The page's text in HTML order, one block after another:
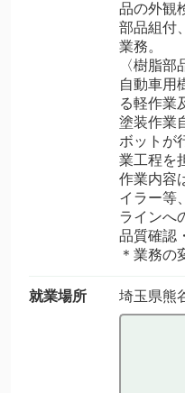
品の外観
部品組付
業務。
〈樹脂部
自動車用
る軽作業
塗装作業
ボットが
業工程を
作業内容
イラー等
ラインへ
品質確認
＊業務の
就業場所 埼玉県熊